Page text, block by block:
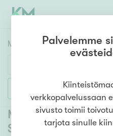
Myyntikohteet
Huoneluku
1h 2h
Lisää hakuehtoja
Myytävät
Solja
3)
Palvelemme
verkkopalvelussaan
sivusto toimii
tarjota sinulle